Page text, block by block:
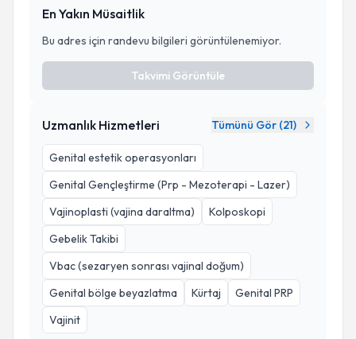
En Yakın Müsaitlik
Bu adres için randevu bilgileri görüntülenemiyor.
Takvimi Görüntüle
Uzmanlık Hizmetleri Tümünü Gör (21)
Genital estetik operasyonları
Genital Gençleştirme (Prp - Mezoterapi - Lazer)
Vajinoplasti (vajina daraltma)
Kolposkopi
Gebelik Takibi
Vbac (sezaryen sonrası vajinal doğum)
Genital bölge beyazlatma
Kürtaj
Genital PRP
Vajinit